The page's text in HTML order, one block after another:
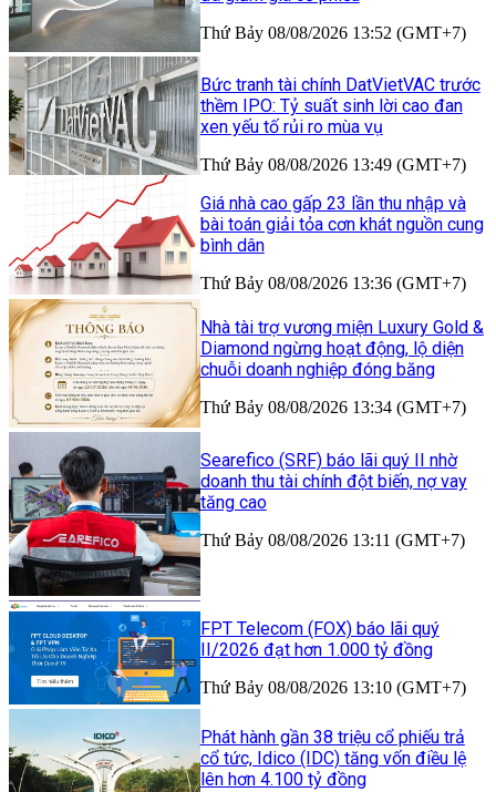
Thứ Bảy 08/08/2026 13:52 (GMT+7)
Bức tranh tài chính DatVietVAC trước
thềm IPO: Tỷ suất sinh lời cao đan
xen yếu tố rủi ro mùa vụ
Thứ Bảy 08/08/2026 13:49 (GMT+7)
Giá nhà cao gấp 23 lần thu nhập và
bài toán giải tỏa cơn khát nguồn cung
bình dân
Thứ Bảy 08/08/2026 13:36 (GMT+7)
Nhà tài trợ vương miện Luxury Gold &
Diamond ngừng hoạt động, lộ diện
chuỗi doanh nghiệp đóng băng
Thứ Bảy 08/08/2026 13:34 (GMT+7)
Searefico (SRF) báo lãi quý II nhờ
doanh thu tài chính đột biến, nợ vay
tăng cao
Thứ Bảy 08/08/2026 13:11 (GMT+7)
FPT Telecom (FOX) báo lãi quý
II/2026 đạt hơn 1.000 tỷ đồng
Thứ Bảy 08/08/2026 13:10 (GMT+7)
Phát hành gần 38 triệu cổ phiếu trả
cổ tức, Idico (IDC) tăng vốn điều lệ
lên hơn 4.100 tỷ đồng